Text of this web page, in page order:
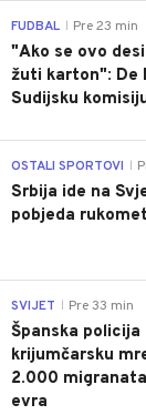
FUDBAL Pre 23 min
"Ako se ovo
žuti karton": De
Sudijsku
OSTALI SPORTOVI
Srbija ide na
pobjeda
SVIJET Pre 33 min
Španska
krijumčarsku
2.000
evra